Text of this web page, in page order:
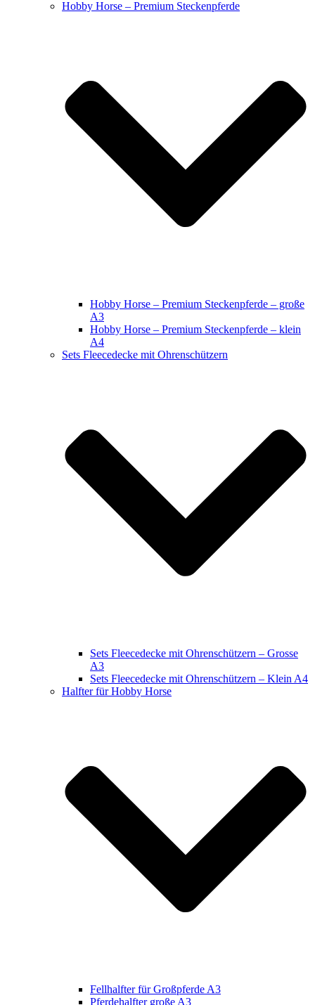
Hobby Horse – Premium Steckenpferde
Hobby Horse – Premium Steckenpferde – große
A3
Hobby Horse – Premium Steckenpferde – klein
A4
Sets Fleecedecke mit Ohrenschützern
Sets Fleecedecke mit Ohrenschützern – Grosse
A3
Sets Fleecedecke mit Ohrenschützern – Klein A4
Halfter für Hobby Horse
Fellhalfter für Großpferde A3
Pferdehalfter große A3